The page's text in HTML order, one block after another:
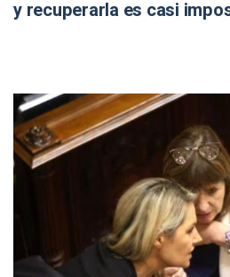
y recuperarla es casi